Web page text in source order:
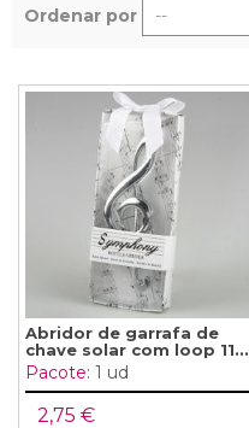
Ordenar por
Abridor de garrafa de
chave solar com loop 11...
Pacote: 1 ud
2,75 €